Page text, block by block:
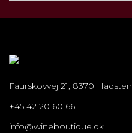
Faurskovvej 21, 8370 Hadsten
+45 42 20 60 66
info@wineboutique.dk